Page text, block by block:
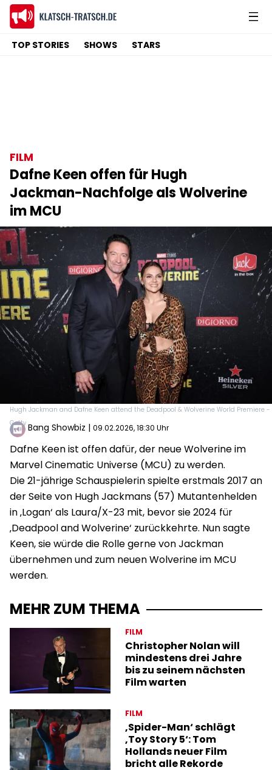
TOP STORIES SHOWS STARS
FILM
Dafne Keen offen für Hugh
Jackman-Nachfolge als Wolverine
im MCU
Hugh Jackman and Dafne Keen attend the Deadpool & Wolverine World Premiere -
GettyBang Showbiz | 09.02.2026, 18:30 Uhr
Dafne Keen ist offen dafür, der neue Wolverine im
Marvel Cinematic Universe (MCU) zu werden.
Die 21-jährige Schauspielerin spielte erstmals 2017 an
der Seite von Hugh Jackmans (57) Mutantenhelden
in ‚Logan‘ als Laura/X-23 mit, bevor sie 2024 für
‚Deadpool and Wolverine‘ zurückkehrte. Nun sagte
Keen, sie würde die Rolle gerne von Jackman
übernehmen und zum neuen Wolverine im MCU
werden.
MEHR ZUM THEMA
FILM
Christopher Nolan will
mindestens drei Jahre
bis zu seinem nächsten
Film warten
FILM
‚Spider-Man‘ schlägt
‚Toy Story 5‘: Tom
Hollands neuer Film
bricht alle Rekorde